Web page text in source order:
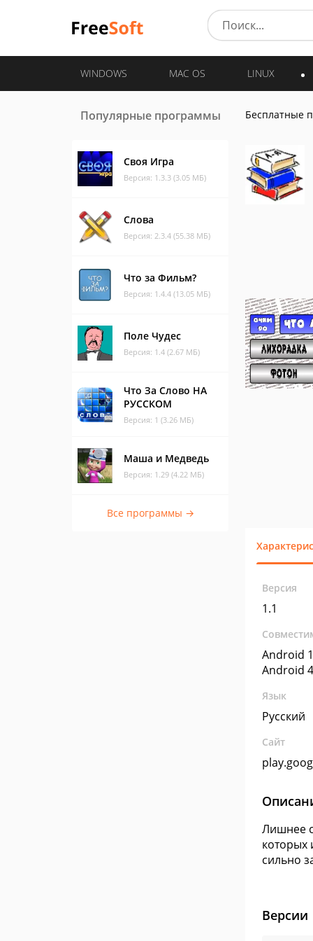
WINDOWS MAC OS LINUX
Популярные программы
Своя Игра
Версия: 1.3.3 (3.05 МБ)
Слова
Версия: 2.3.4 (55.38 МБ)
Что за Фильм?
Версия: 1.4.4 (13.05 МБ)
Поле Чудес
Версия: 1.4 (2.67 МБ)
Что За Слово НА
РУССКОМ
Версия: 1 (3.26 МБ)
Маша и Медведь
Версия: 1.29 (4.22 МБ)
Все программы →
Бесплатные
Версия
1.1
Android
Android
Язык
Русский
Сайт
Лишнее
которых
сильно
Версии